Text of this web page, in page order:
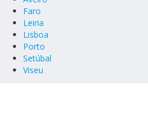
Faro
Leiria
Lisboa
Porto
Setúbal
Viseu